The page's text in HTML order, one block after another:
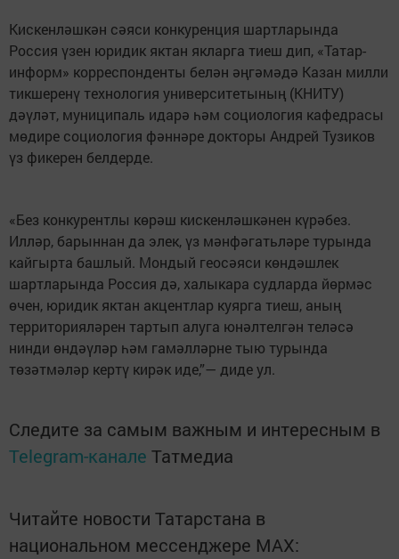
Кискенләшкән сәяси конкуренция шартларында
Россия үзен юридик яктан якларга тиеш дип, «Татар-
информ» корреспонденты белән әңгәмәдә Казан милли
тикшеренү технология университетының (КНИТУ)
дәүләт, муниципаль идарә һәм социология кафедрасы
мөдире социология фәннәре докторы Андрей Тузиков
үз фикерен белдерде.
«Без конкурентлы көрәш кискенләшкәнен күрәбез.
Илләр, барыннан да элек, үз мәнфәгатьләре турында
кайгырта башлый. Мондый геосәяси көндәшлек
шартларында Россия дә, халыкара судларда йөрмәс
өчен, юридик яктан акцентлар куярга тиеш, аның
территорияләрен тартып алуга юнәлтелгән теләсә
нинди өндәүләр һәм гамәлләрне тыю турында
төзәтмәләр кертү кирәк иде,”— диде ул.
Следите за самым важным и интересным в
Telegram-канале Татмедиа
Читайте новости Татарстана в
национальном мессенджере MАХ: